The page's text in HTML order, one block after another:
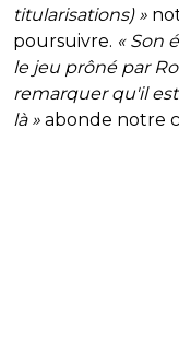
titularisations) »
poursuivre. « Son
le jeu prôné par
remarquer qu'il
là » abonde notre